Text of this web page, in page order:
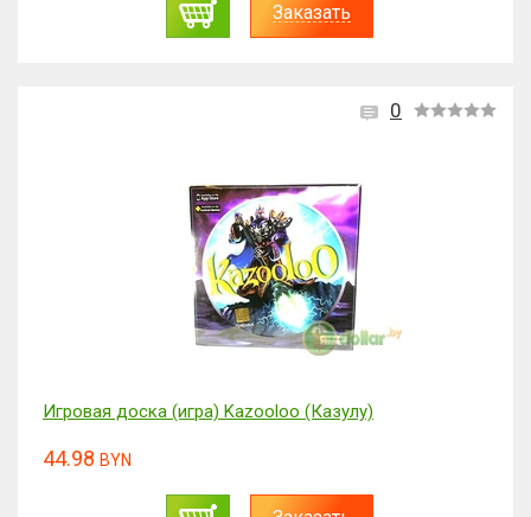
Заказать
0
Игровая доска (игра) Kazooloo (Казулу)
44.98 BYN